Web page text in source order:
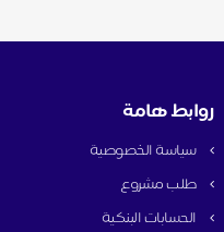
روابط هامة
سياسة الخصوصية
طلب مشروع
الحسابات البنكية